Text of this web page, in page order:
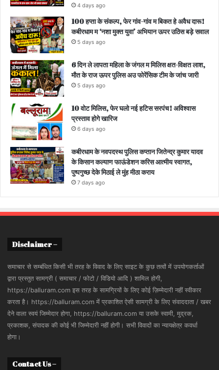
4 days ago
100 हप्ता के संकल्प, फेर गांव-गांव म बिकत हे अवैध दारू!
कबीरधाम म ‘नशा मुक्त युवा’ अभियान ऊपर उठिस बड़े सवाल
5 days ago
6 दिन ले लापता महिला के जंगल म मिलिस क्षत-विक्षत लाश,
मौत के राज ऊपर पुलिस अउ फोरेंसिक टीम के जांच जारी
5 days ago
10 वोट मिलिस, फेर घलो नई हटिस सरपंच! अविश्वास
प्रस्ताव होगे खारिज
6 days ago
कबीरधाम के नवपदस्थ पुलिस कप्तान जितेन्द्र कुमार यादव
के किसान कल्याण फाऊंडेशन करिस आत्मीय स्वागत,
पुष्पगुच्छ देके मिठाई ले मुंह मीठा कराय
7 days ago
Disclaimer –
समाचार से सम्बंधित किसी भी तरह के विवाद के लिए साइट के कुछ तत्वों में उपयोगकर्ताओं
द्वारा प्रस्तुत सामग्री ( समाचार / फोटो / विडियो आदि ) शामिल होगी,
https://balluram.com इस तरह के सामग्रियों के लिए कोई ज़िम्मेदारी नहीं स्वीकार
करता है। https://balluram.com में प्रकाशित ऐसी सामग्री के लिए संवाददाता / खबर
देने वाला स्वयं जिम्मेदार होगा, https://balluram.com या उसके स्वामी, मुद्रक,
प्रकाशक, संपादक की कोई भी जिम्मेदारी नहीं होगी। सभी विवादों का न्यायक्षेत्र कवर्धा
होगा।
Contact Us –